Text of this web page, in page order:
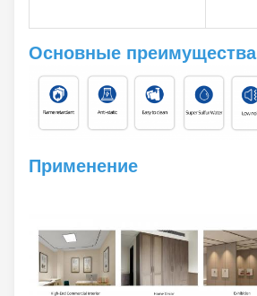
Основные преимущества
Применение